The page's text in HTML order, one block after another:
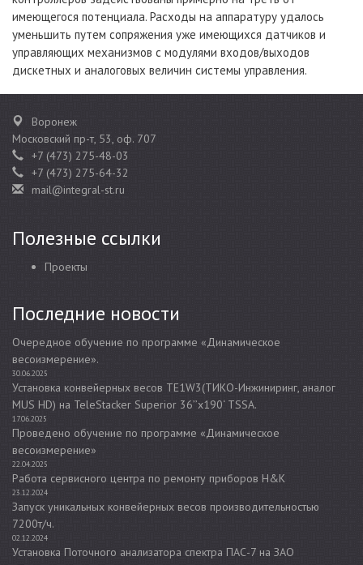
имеющегося потенциала. Расходы на аппаратуру удалось
уменьшить путем сопряжения уже имеющихся датчиков и
управляющих механизмов с модулями входов/выходов
дискетных и аналоговых величин системы управления.
Воронеж
Московский пр-т, 53, оф. 707
+7 (473) 275-48-03
+7 (473) 275-64-32
mail@integral-st.ru
Полезные ссылки
Проекты
Последние новости
Очередное обучение по программе «Динамическое
весоизмерение».
30.06.2025
Установка конвейерных весов TE1W3(ТИКО-Инжиниринг, аналог
MUS HD) на TeleStacker Superior 36’’x190‘ TSSA.
17.06.2025
Проведено обучение по программе «Динамическое
весоизмерение»
22.04.2025
Работа сервисного центра по ремонту приборов H&K
23.12.2024
Запуск уникальных конвейерных весов производительностью
7200т/ч.
02.12.2024
Установка Поточного анализатора спектра ПАС-7 на ЗАО